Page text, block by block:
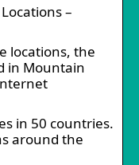
–
locations, the
in Mountain
in 50 countries.
around the